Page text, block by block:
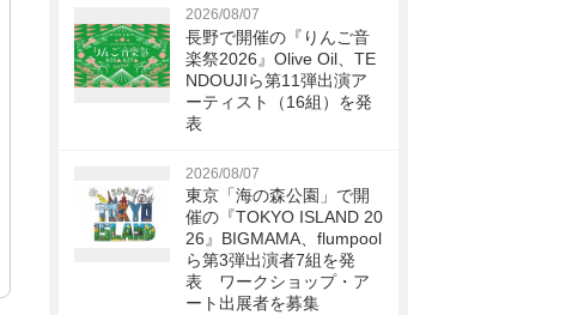
2026/08/07
長野で開催の『りんご音
楽祭2026』Olive Oil、TE
NDOUJIら第11弾出演ア
ーティスト（16組）を発
表
2026/08/07
東京「海の森公園」で開
催の『TOKYO ISLAND 20
26』BIGMAMA、flumpool
ら第3弾出演者7組を発
表 ワークショップ・ア
ート出展者を募集